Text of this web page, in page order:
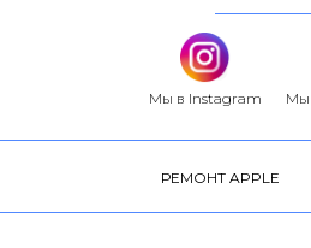
Мы в Instagram Мы
РЕМОНТ APPLE